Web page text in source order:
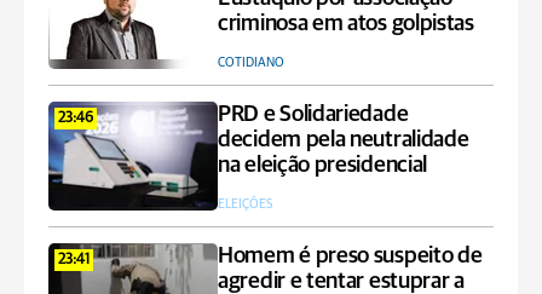
criminosa em atos golpistas
COTIDIANO
23:46
PRD e Solidariedade
decidem pela neutralidade
na eleição presidencial
ELEIÇÕES
23:41
Homem é preso suspeito de
agredir e tentar estuprar a